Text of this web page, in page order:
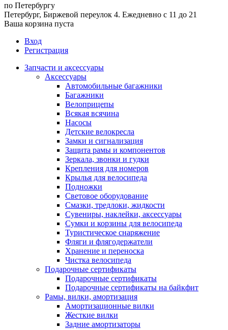
по Петербургу
Петербург, Биржевой переулок 4. Ежедневно с 11 до 21
Ваша корзина пуста
Вход
Регистрация
Запчасти и аксессуары
Аксессуары
Автомобильные багажники
Багажники
Велоприцепы
Всякая всячина
Насосы
Детские велокресла
Замки и сигнализация
Защита рамы и компонентов
Зеркала, звонки и гудки
Крепления для номеров
Крылья для велосипеда
Подножки
Световое оборудование
Смазки, тредлоки, жидкости
Сувениры, наклейки, аксессуары
Сумки и корзины для велосипеда
Туристическое снаряжение
Фляги и флягодержатели
Хранение и переноска
Чистка велосипеда
Подарочные сертификаты
Подарочные сертификаты
Подарочные сертификаты на байкфит
Рамы, вилки, амортизация
Амортизационные вилки
Жесткие вилки
Задние амортизаторы